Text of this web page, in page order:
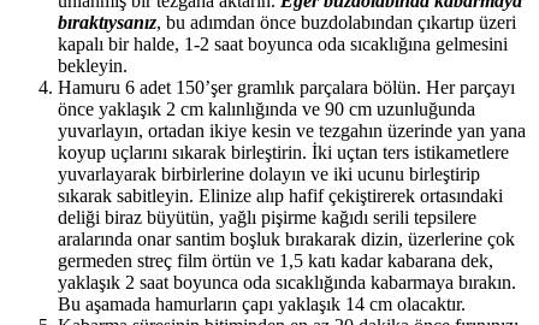
bıraktıysanız, bu adımdan önce buzdolabından çıkartıp üzeri
kapalı bir halde, 1-2 saat boyunca oda sıcaklığına gelmesini
bekleyin.
Hamuru 6 adet 150’şer gramlık parçalara bölün. Her parçayı
önce yaklaşık 2 cm kalınlığında ve 90 cm uzunluğunda
yuvarlayın, ortadan ikiye kesin ve tezgahın üzerinde yan yana
koyup uçlarını sıkarak birleştirin. İki uçtan ters istikametlere
yuvarlayarak birbirlerine dolayın ve iki ucunu birleştirip
sıkarak sabitleyin. Elinize alıp hafif çekiştirerek ortasındaki
deliği biraz büyütün, yağlı pişirme kağıdı serili tepsilere
aralarında onar santim boşluk bırakarak dizin, üzerlerine çok
germeden streç film örtün ve 1,5 katı kadar kabarana dek,
yaklaşık 2 saat boyunca oda sıcaklığında kabarmaya bırakın.
Bu aşamada hamurların çapı yaklaşık 14 cm olacaktır.